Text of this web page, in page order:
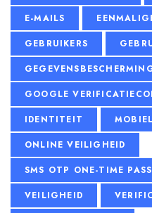
E-MAILS
GEBRUIKERS
GOOGLE
IDENTITEIT
ONLINE VEILIGHEID
SMS OTP ONE-TIME
VEILIGHEID